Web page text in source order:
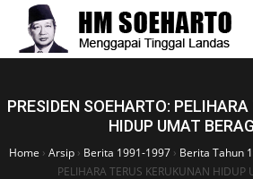
PRESIDEN SOEHARTO:
HIDUP UMAT
Home › Arsip › Berita 1991-1997 › Berita Tahun
PELIHARA TERUS KERUKUNAN HIDUP